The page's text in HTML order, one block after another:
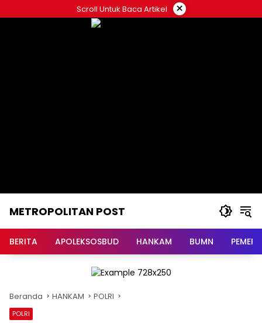
ke
Scroll Untuk Baca Artikel ×
METROPOLITAN POST
BERITA APOLEKSOSBUD HANKAM BUMN
Beranda HANKAM POLRI
POLRI